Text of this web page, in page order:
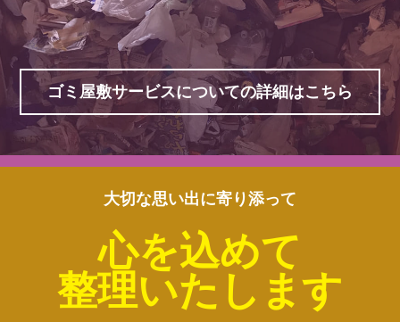
ゴミ屋敷サービスについての詳細はこちら
大切な思い出に寄り添って
心を込めて
整理いたします